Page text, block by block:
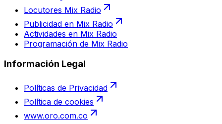
Locutores Mix Radio
Publicidad en Mix Radio
Actividades en Mix Radio
Programación de Mix Radio
Información Legal
Políticas de Privacidad
Política de cookies
www.oro.com.co